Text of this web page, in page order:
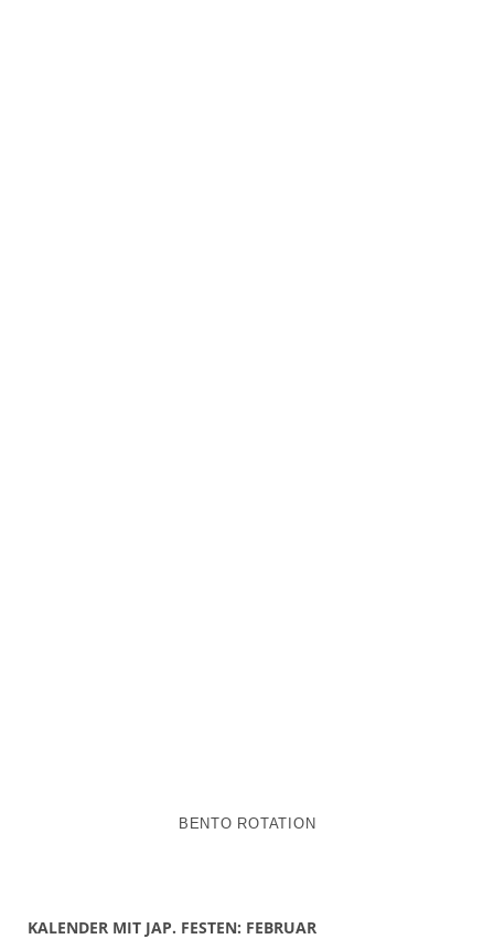
BENTO ROTATION
KALENDER MIT JAP. FESTEN: FEBRUAR